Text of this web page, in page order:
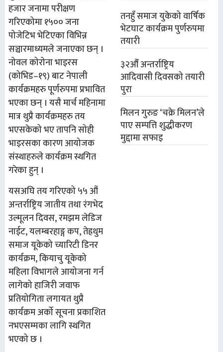
हजार जनामा परीक्षण
गरिएकोमा १५०० जना
पोजेटिभ भेटिएका विभिन्न
सञ्चारमाध्यमले जनाएका छन् ।
नोवल कोरोना भाइरस
(कोभिड–१९) बाट नेपाली
कार्यक्रमहरु पूर्णरुपमा प्रभावित
भएका छन् । यसै मार्च महिनामा
मात्र थुप्रै कार्यक्रमहरु तय
भएसकेको भए तापनि सोही
भाइरसका कारण आयोजक
संस्थाहरुले कार्यक्रम स्थगित
गरेका हुन् ।
यसअघि तय गरिएको ५५ औं
अन्तर्राष्ट्रिय जातीय तथा रंगभेद
उल्मूलन दिवस, रमझम लेडिज
नाईट, यलम्बरहाङ्ग कप, तेह्रथुम
समाज यूकेको च्यारिटी डिनर
कार्यक्रम, कियाचु यूकेको
महिला विभागले आयोजना गर्न
लागेको हाजिरी जवाफ
प्रतियोगिता लगायत थुप्रै
कार्यक्रम अर्को सूचना प्रकाशित
नभएसम्मका लागि स्थगित
भएको छ ।
तनहुँ समाज युकेको वार्षिक
भेटघाट कार्यक्रम पुर्णरुपमा
तयारी
३२औँ अन्तर्राष्ट्रिय
आदिवासी दिवसको तयारी
पुरा
मिलन गुरुङ ‘चक्रे मिलन’ले
पाए सम्पत्ति शुद्धीकरण
मुद्दामा सफाइ